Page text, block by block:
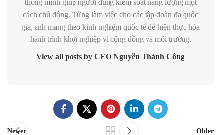
thông minh giúp người dùng kiểm soát năng lượng một
cách chủ động. Từng làm việc cho các tập đoàn đa quốc
gia, anh mang theo kinh nghiệm quốc tế để hiện thực hóa
hành trình khởi nghiệp vì cộng đồng và môi trường.
View all posts by CEO Nguyễn Thành Công
Newer Older